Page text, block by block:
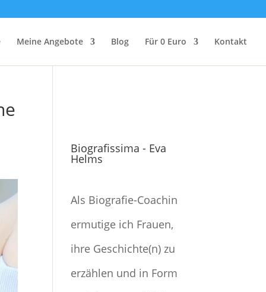
Meine Angebote Blog Für 0 Euro Kontakt
Biografissima - Eva
Helms
Als Biografie-Coachin
ermutige ich Frauen,
ihre Geschichte(n) zu
erzählen und in Form